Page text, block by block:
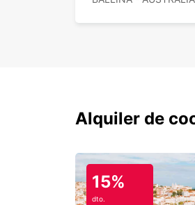
Alquiler de
15%
dto.